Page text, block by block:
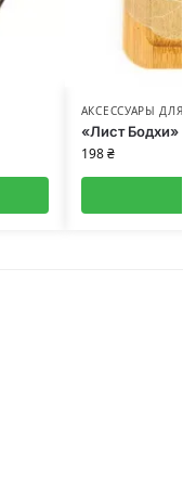
АКСЕССУАРЫ
«Лист Бодхи»
198₴